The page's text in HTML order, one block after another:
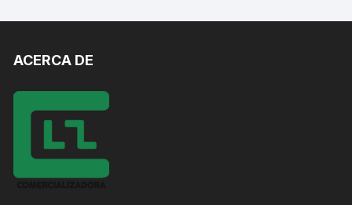
ACERCA DE